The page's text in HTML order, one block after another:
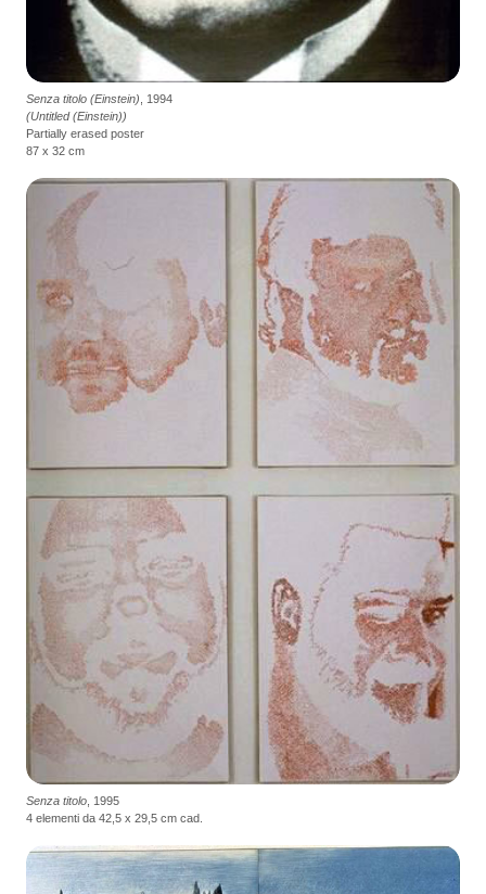
Senza titolo (Einstein) , 1994
(Untitled (Einstein))
Partially erased poster
87 x 32 cm
Senza titolo , 1995
4 elementi da 42,5 x 29,5 cm cad.